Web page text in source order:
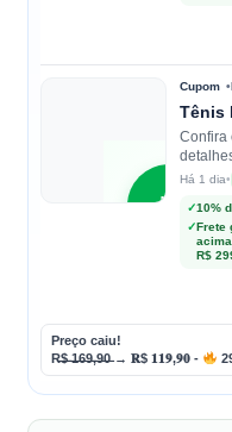
D
Dakota
Cupom
Tênis
Confira
Há 1 dia•
✓10%
✓Frete
R$
Preço caiu!
R̶$̶ ̶1̶6̶9̶,̶9̶0̶ → 𝐑$ 𝟏𝟏𝟗,𝟗𝟎 -